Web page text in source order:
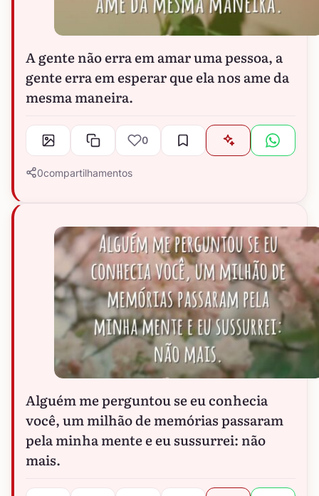
A gente não erra em amar uma pessoa, a
gente erra em esperar que ela nos ame da
mesma maneira.
0
0compartilhamentos
Alguém me perguntou se eu conhecia
você, um milhão de memórias passaram
pela minha mente e eu sussurrei: não
mais.